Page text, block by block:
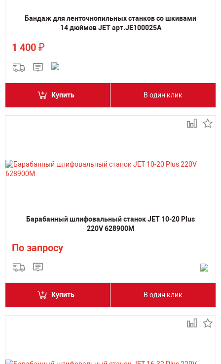
Бандаж для ленточнопильных станков со шкивами
14 дюймов JET арт.JE100025A
1 400 ₽
Купить В один клик
Барабанный шлифовальный станок JET 10-20 Plus
220V 628900M
По запросу
Купить В один клик